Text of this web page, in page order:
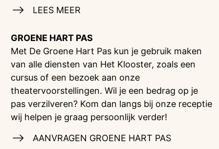
LEES MEER
GROENE HART PAS
Met De Groene Hart Pas kun je gebruik maken
van alle diensten van Het Klooster, zoals een
cursus of een bezoek aan onze
theatervoorstellingen. Wil je een bedrag op je
pas verzilveren? Kom dan langs bij onze receptie
wij helpen je graag persoonlijk verder!
AANVRAGEN GROENE HART PAS